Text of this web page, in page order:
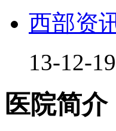
西部资
13-12-19
医院简介